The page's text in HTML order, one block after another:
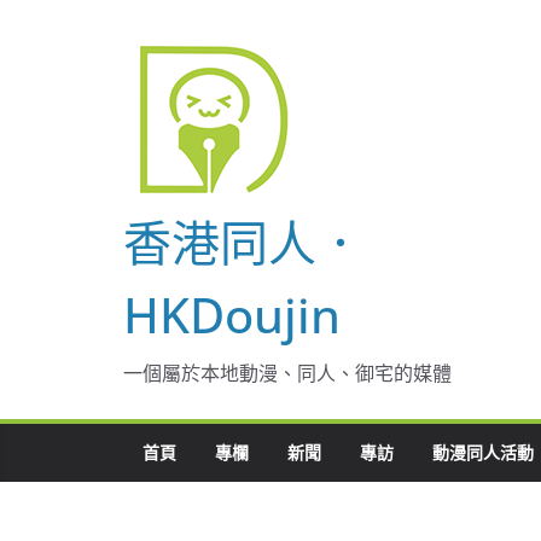
香港同人．
HKDoujin
一個屬於本地動漫、同人、御宅的媒體
首頁 專欄 新聞 專訪 動漫同人活動